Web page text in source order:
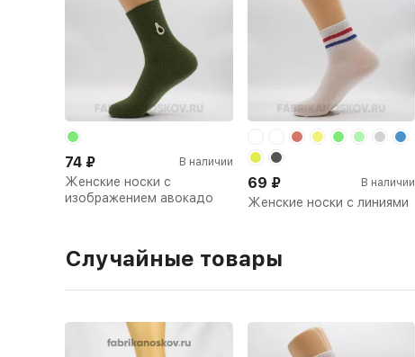
Женские носки с
изображением авокадо
74 ₽ В наличии
Женские носки с линиями
69 ₽ В наличии
Случайные товары